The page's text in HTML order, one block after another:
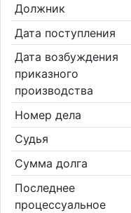
Должник
Дата поступления
Дата возбуждения
приказного
производства
Номер дела
Судья
Сумма долга
Последнее
процессуальное